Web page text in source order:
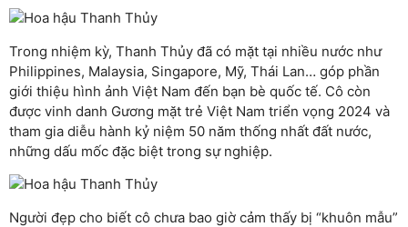
Trong nhiệm kỳ, Thanh Thủy đã có mặt tại nhiều nước như
Philippines, Malaysia, Singapore, Mỹ, Thái Lan… góp phần
giới thiệu hình ảnh Việt Nam đến bạn bè quốc tế. Cô còn
được vinh danh Gương mặt trẻ Việt Nam triển vọng 2024 và
tham gia diễu hành kỷ niệm 50 năm thống nhất đất nước,
những dấu mốc đặc biệt trong sự nghiệp.
Người đẹp cho biết cô chưa bao giờ cảm thấy bị “khuôn mẫu”